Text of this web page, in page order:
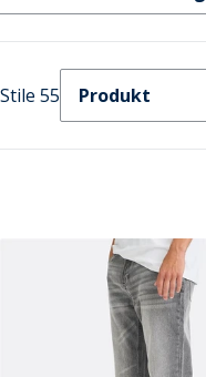
Stile 55 Produkt